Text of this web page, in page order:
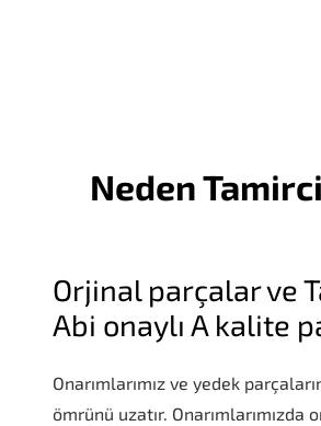
Neden
Orjinal parçalar ve
Abi onaylı A kalite
Onarımlarımız ve yedek
ömrünü uzatır. Onarımlarımızda